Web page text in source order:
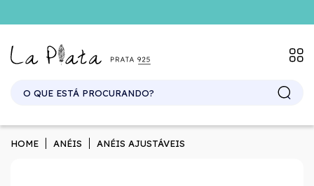
HOME ANÉIS ANÉIS AJUSTÁVEIS